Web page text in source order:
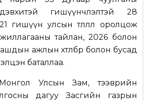
гишүүнчлэлтэй 28
гишүүн улсын төлөөлөл оролцож
тайлан, 2026 болон
ажлын хөтөлбөр болон бусад
баталлаа.
Улсын Зам, тээврийн
дагуу Засгийн газрын